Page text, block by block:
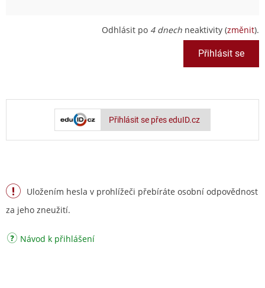
Odhlásit po 4 dnech neaktivity (změnit).
Přihlásit se přes eduID.cz
Uložením hesla v prohlížeči přebíráte osobní odpovědnost
za jeho zneužití.
Návod k přihlášení